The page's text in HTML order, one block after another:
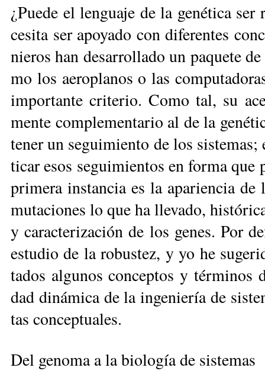
¿Pue­de el len­gua­je de la ge­né­ti­ca
ce­si­ta ser apo­ya­do con di­fe­ren­tes
nie­ros han de­sa­rro­lla­do un pa­que­te
mo los ae­ro­pla­nos o las
im­por­tan­te cri­te­rio. Co­mo tal, su
men­te com­ple­men­ta­rio al de la
te­ner un se­gui­mien­to de los
ti­car esos se­gui­mien­tos en for­ma que
pri­me­ra ins­tan­cia es la apa­rien­cia
mu­ta­cio­nes lo que ha lle­va­do,
y ca­rac­te­ri­za­ción de los ge­nes. Por
es­tu­dio de la ro­bus­tez, y yo he
ta­dos al­gu­nos con­cep­tos y
dad di­ná­mi­ca de la in­ge­nie­ría de
tas con­cep­tua­les.
Del ge­no­ma a la bio­lo­gía de sis­te­mas